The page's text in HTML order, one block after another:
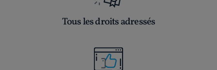
Tous les droits adressés